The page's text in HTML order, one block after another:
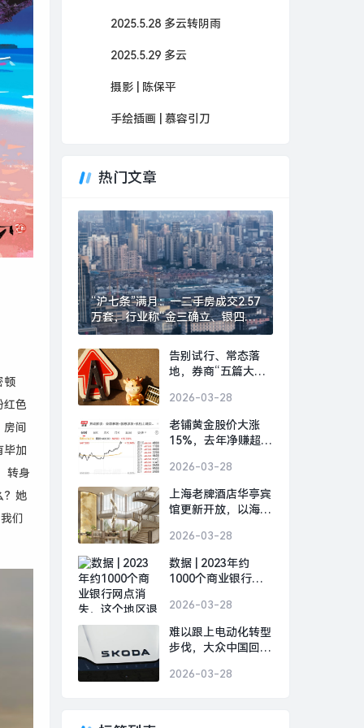
顿
红色
间
毕加
转身
？她
们
2025.5.28 多云转阴雨
2025.5.29 多云
摄影 | 陈保平
手绘插画 | 慕容引刀
热门文章
“沪七条”满月：一二手房成交2.57
万套，行业称“金三确立、银四可
期”|界面新闻 · 地产
告别试行、常态落
地，券商“五篇大文
优化|界面新闻
2026-03-28
老铺黄金股价大涨
15%，去年净赚超
2026-03-28
上海老牌酒店华亭宾
馆更新开放，以海派
界面新闻 · 旅行
2026-03-28
数据 | 2023年约
1000个商业银行网
出数量最多|界面新
闻
2026-03-28
难以跟上电动化转型
步伐，大众中国回应
场|界面新闻 · 汽车
2026-03-28